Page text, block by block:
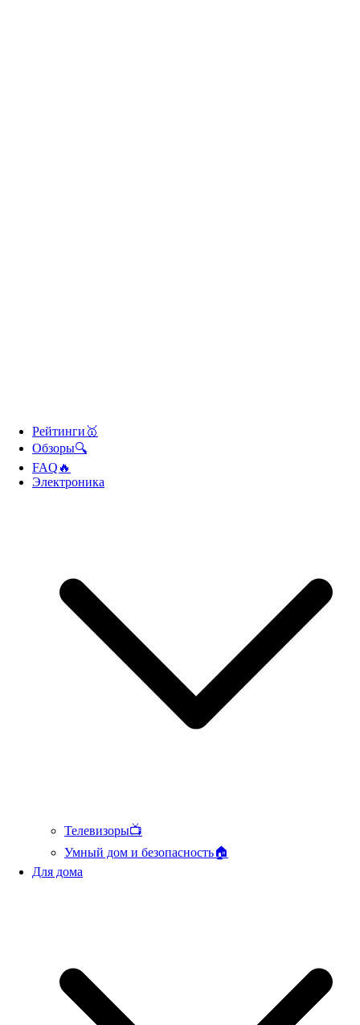
Рейтинги🥇
Обзоры🔍
FAQ🔥
Электроника
Телевизоры📺
Умный дом и безопасность🏠
Для дома